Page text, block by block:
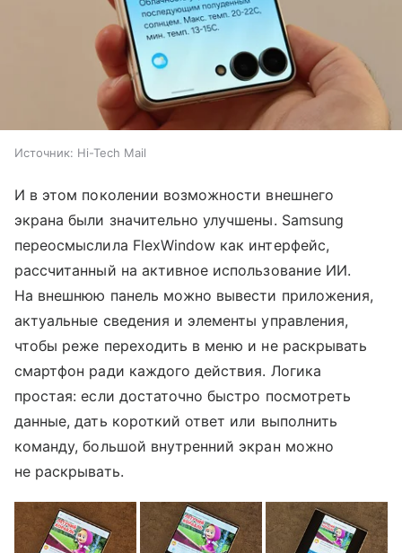
Источник: Hi-Tech Mail
И в этом поколении возможности внешнего
экрана были значительно улучшены. Samsung
переосмыслила FlexWindow как интерфейс,
рассчитанный на активное использование ИИ.
На внешнюю панель можно вывести приложения,
актуальные сведения и элементы управления,
чтобы реже переходить в меню и не раскрывать
смартфон ради каждого действия. Логика
простая: если достаточно быстро посмотреть
данные, дать короткий ответ или выполнить
команду, большой внутренний экран можно
не раскрывать.